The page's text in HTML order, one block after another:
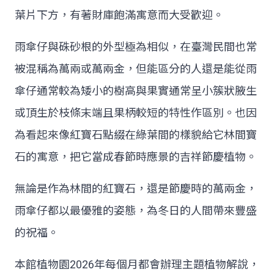
葉片下方，有著財庫飽滿寓意而大受歡迎。
雨傘仔與硃砂根的外型極為相似，在臺灣民間也常
被混稱為萬兩或萬兩金，但能區分的人還是能從雨
傘仔通常較為矮小的樹高與果實通常呈小簇狀腋生
或頂生於枝條末端且果柄較短的特性作區別。也因
為看起來像紅寶石點綴在綠葉間的樣貌給它林間寶
石的寓意，把它當成春節時應景的吉祥節慶植物。
無論是作為林間的紅寶石，還是節慶時的萬兩金，
雨傘仔都以最優雅的姿態，為冬日的人間帶來豐盛
的祝福。
本館植物園2026年每個月都會辦理主題植物解說，